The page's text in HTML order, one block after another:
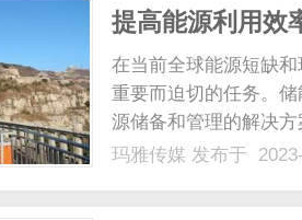
提高能源利用效
在当前全球能源短缺
重要而迫切的任务。
源储备和管理的解决
的原理、应用以及未
玛雅传媒 发布于